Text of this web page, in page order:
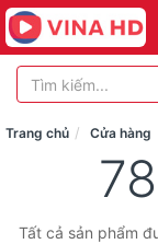
Trang chủ Cửa hàng
Tất cả sản phẩm